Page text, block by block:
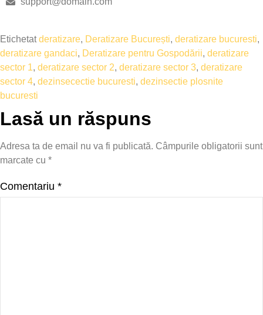
Etichetatderatizare, Deratizare București, deratizare bucuresti,
deratizare gandaci, Deratizare pentru Gospodării, deratizare
sector 1, deratizare sector 2, deratizare sector 3, deratizare
sector 4, dezinsecectie bucuresti, dezinsectie plosnite
bucuresti
Lasă un răspuns
Adresa ta de email nu va fi publicată. Câmpurile obligatorii sunt
marcate cu *
Comentariu *